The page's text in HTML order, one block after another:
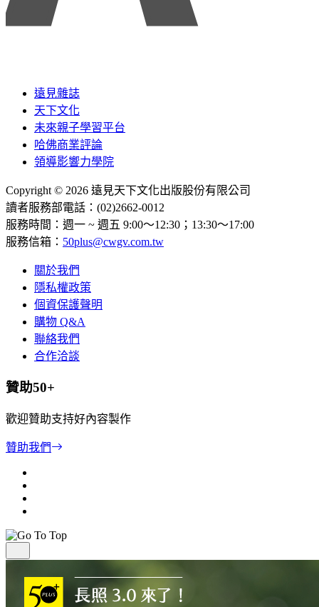
遠見雜誌
天下文化
未來親子學習平台
哈佛商業評論
領導影響力學院
Copyright © 2026 遠見天下文化出版股份有限公司
讀者服務部電話：(02)2662-0012
服務時間：週一 ~ 週五 9:00～12:30；13:30～17:00
服務信箱： 50plus@cwgv.com.tw
關於我們
隱私權政策
個資保護聲明
購物 Q&A
聯絡我們
合作洽談
贊助50+
歡迎贊助支持好內容製作
贊助我們